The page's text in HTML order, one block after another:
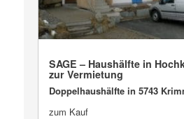
SAGE – Haushälfte in
zur Vermietung
Doppelhaushälfte in 5743
zum Kauf